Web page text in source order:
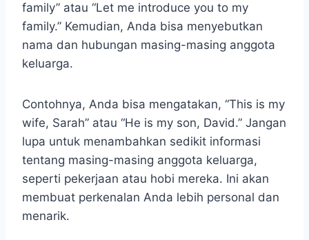
family” atau “Let me introduce you to my
family.” Kemudian, Anda bisa menyebutkan
nama dan hubungan masing-masing anggota
keluarga.
Contohnya, Anda bisa mengatakan, “This is my
wife, Sarah” atau “He is my son, David.” Jangan
lupa untuk menambahkan sedikit informasi
tentang masing-masing anggota keluarga,
seperti pekerjaan atau hobi mereka. Ini akan
membuat perkenalan Anda lebih personal dan
menarik.